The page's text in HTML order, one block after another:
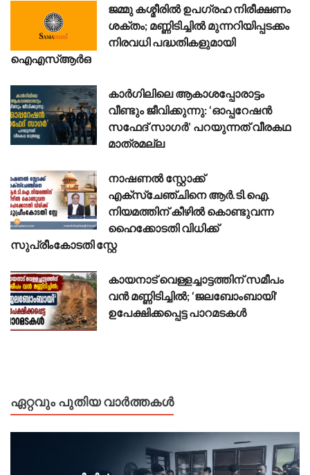
ജമ്മു കശ്മീരിൽ ഉപഗ്രഹ നിരീക്ഷണം
ശക്തം; മണ്ണിടിച്ചിൽ മുന്നറിയിപ്പടക്കം
നിരവധി പദ്ധതികളുമായി
ഐഎസ്ആർഒ
കാർഗിലിലെ ആകാശപ്പോരാട്ടം
വീണ്ടും ജീവിക്കുന്നു: ‘ഓപ്പറേഷൻ
സഫേദ് സാഗർ’ പറയുന്നത് വീരകഥ
മാത്രമല്ല
നാഷണൽ സ്റ്റോക്ക്
എക്സ്ചേഞ്ചിനെ ആർ.ടി.ഐ.
നിയമത്തിന് കീഴിൽ കൊണ്ടുവന്ന
ഹൈക്കോടതി വിധിക്ക്
സുപ്രീംകോടതി സ്റ്റേ
കായനാട് വെള്ളച്ചാട്ടത്തിന് സമീപം
വൻ മണ്ണിടിച്ചിൽ; ‘ജലബോംബായി’
ഉപേക്ഷിക്കപ്പെട്ട പാറമടകൾ
ഏറ്റവും പുതിയ വാർത്തകൾ